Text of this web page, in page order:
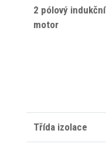
2 pólový indukční
motor
Třída izolace